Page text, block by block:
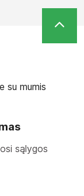
su mumis
sąlygos